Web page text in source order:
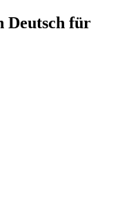
Deutsch für